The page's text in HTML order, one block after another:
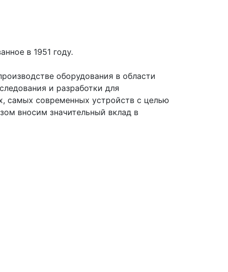
в 1951 году.
оборудования в области
и разработки для
самых современных устройств с целью
вносим значительный вклад в